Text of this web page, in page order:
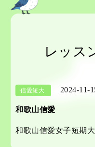
レッス
信愛短大 2024-11-
和歌山信愛
和歌山信愛女子短期